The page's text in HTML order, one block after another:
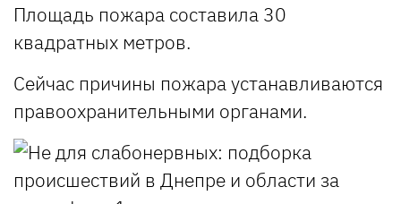
Площадь пожара составила 30
квадратных метров.
Сейчас причины пожара устанавливаются
правоохранительными органами.